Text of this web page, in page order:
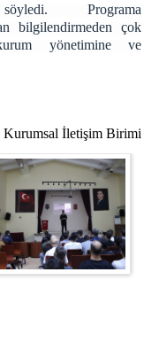
söyledi. Programa
bilgilendirmeden çok
yönetimine ve
İletişim Birimi